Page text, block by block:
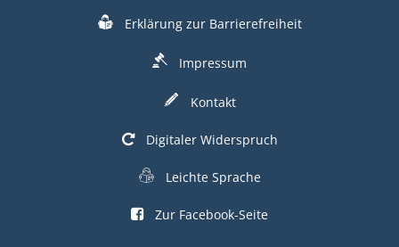
Erklärung zur Barrierefreiheit
Impressum
Kontakt
Digitaler Widerspruch
Leichte Sprache
Zur Facebook-Seite